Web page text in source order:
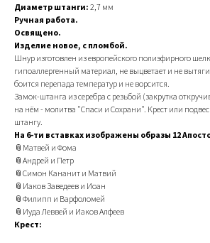
Диаметр штанги: 2,7 мм
Ручная работа.
Освящено.
Изделие новое, с пломбой.
Шнур изготовлен из европейского полиэфирного
гипоаллергенный материал, не выцветает и не
боится перепада температур и не ворсится.
Замок-штанга из серебра с резьбой (закрутка
на нём - молитва "Спаси и Сохрани". Крест или
штангу.
На 6-ти вставках изображены образы 12
📎Матвей и Фома
📎Андрей и Петр
📎Симон Кананит и Матвий
📎Иаков Заведеев и Иоан
📎Филипп и Варфоломей
📎Иуда Леввей и Иаков Алфеев
Крест: